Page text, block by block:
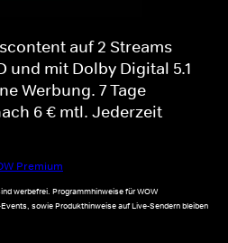
auf 2 Streams
und mit Dolby Digital 5.1
Werbung. 7 Tage
6 € mtl. Jederzeit
Premium
werbefrei. Programmhinweise für WOW
sowie Produkthinweise auf Live-Sendern bleiben